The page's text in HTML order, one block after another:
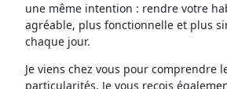
une même intention : rendre votre
agréable, plus fonctionnelle et plus
chaque jour.
Je viens chez vous pour comprendre
particularités. Je vous reçois